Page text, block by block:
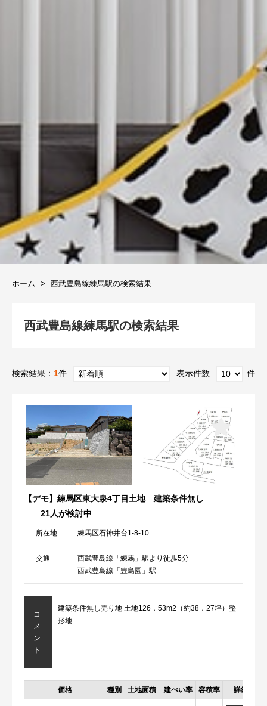
ホーム 西武豊島線練馬駅の検索結果
西武豊島線練馬駅の検索結果
検索結果： 1件 表示件数 件
【デモ】練馬区東大泉4丁目土地 建築条件無し
21人が検討中
所在地 練馬区石神井台1-8-10
交通
西武豊島線「練馬」駅より徒歩5分
西武豊島線「豊島園」駅
コ
メ
ン
ト
建築条件無し売り地 土地126．53m2（約38．27坪）整
形地
価格 種別 土地面積 建ぺい率 容積率 詳細